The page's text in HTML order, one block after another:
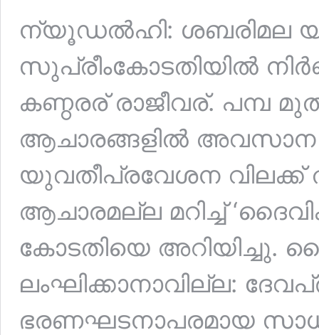
ന്യൂഡൽഹി: ശബരിമല
സുപ്രീംകോടതിയിൽ
കണ്ഠരര് രാജീവര്. പമ്പ
ആചാരങ്ങളിൽ അവസാന
യുവതീപ്രവേശന
ആചാരമല്ല മറിച്ച്
കോടതിയെ അറിയിച്ചു.
ലംഘിക്കാനാവില്ല:
ഭരണഘടനാപരമായ